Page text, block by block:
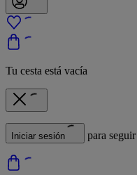
Tu cesta está vacía
Iniciar sesión para